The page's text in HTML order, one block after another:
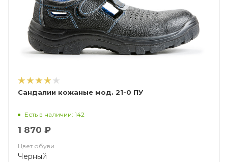
Сандалии кожаные мод. 21-0 ПУ
Есть в наличии: 142
1 870 ₽
Цвет обуви
Черный